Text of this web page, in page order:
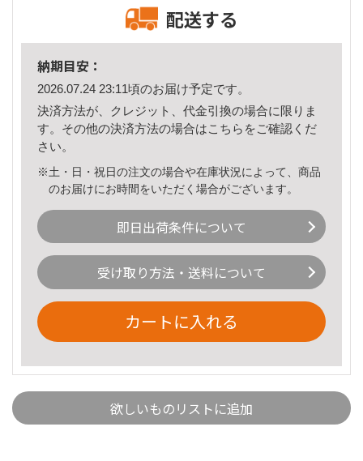
配送する
納期目安：
2026.07.24 23:11頃のお届け予定です。
決済方法が、クレジット、代金引換の場合に限りま
す。その他の決済方法の場合はこちら をご確認くだ
さい。
※土・日・祝日の注文の場合や在庫状況によって、商品
のお届けにお時間をいただく場合がございます。
即日出荷条件について
受け取り方法・送料について
カートに入れる
欲しいものリストに追加